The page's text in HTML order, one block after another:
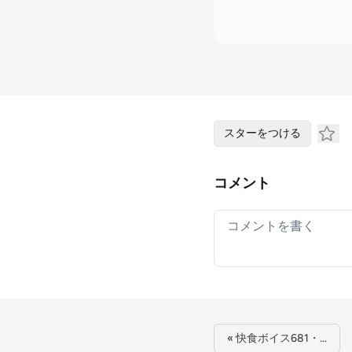
スターをつける
コメント
Your comment
« 快食ボイス681・…